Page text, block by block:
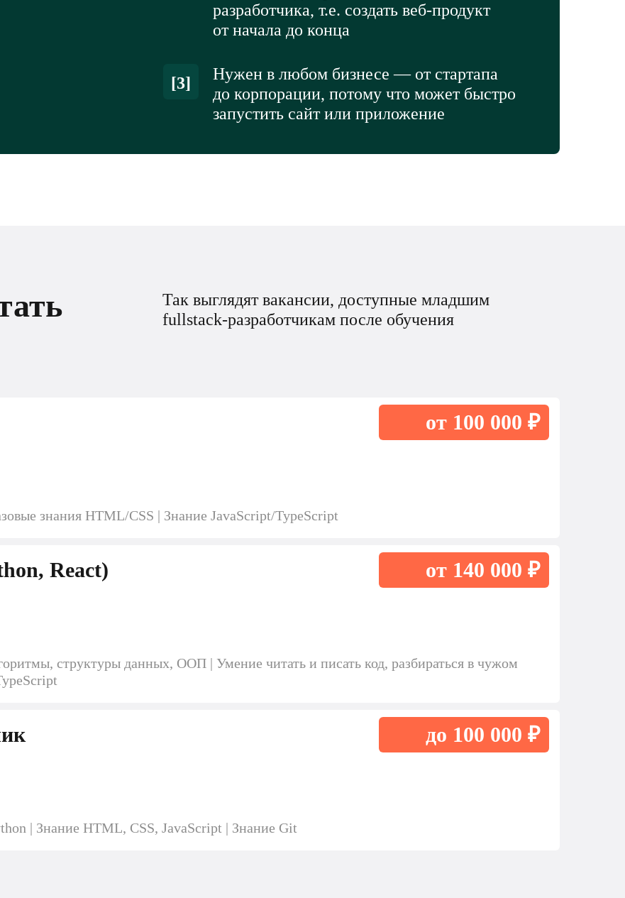
разработчика, т.е. создать веб-продукт
от начала до конца
[3]
Нужен в любом бизнесе — от стартапа
до корпорации, потому что может быстро
запустить сайт или приложение
Так выглядят вакансии, доступные младшим
fullstack-разработчикам после обучения
знания HTML/CSS | Знание JavaScript/TypeScript
от 100 000 ₽
React)
структуры данных, ООП | Умение читать и писать код, разбираться в чужом
от 140 000 ₽
| Знание HTML, CSS, JavaScript | Знание Git
до 100 000 ₽